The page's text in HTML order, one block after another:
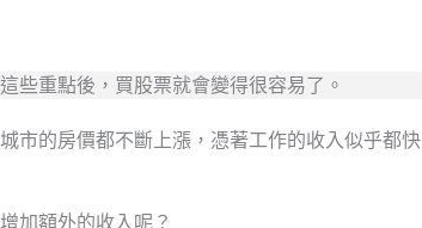
些重點後，買股票就會變得很容易了。
市的房價都不斷上漲，憑著工作的收入似乎都快
加額外的收入呢？